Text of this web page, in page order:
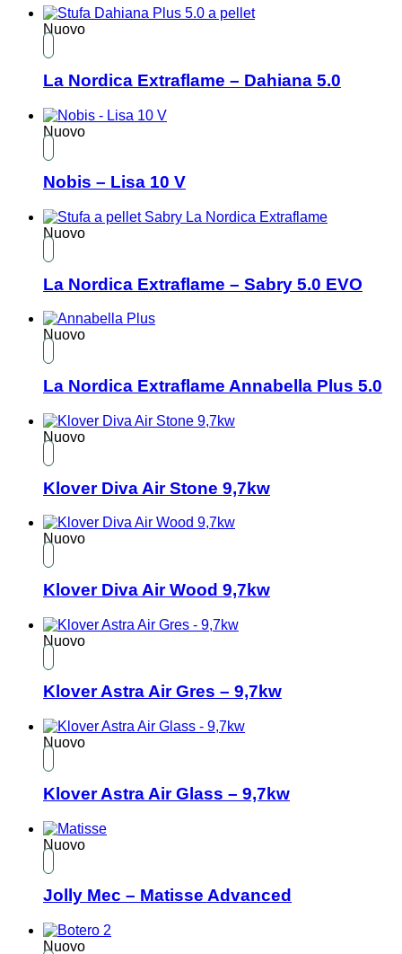
Nuovo
La Nordica Extraflame – Dahiana 5.0
Nuovo
Nobis – Lisa 10 V
Nuovo
La Nordica Extraflame – Sabry 5.0 EVO
Nuovo
La Nordica Extraflame Annabella Plus 5.0
Nuovo
Klover Diva Air Stone 9,7kw
Nuovo
Klover Diva Air Wood 9,7kw
Nuovo
Klover Astra Air Gres – 9,7kw
Nuovo
Klover Astra Air Glass – 9,7kw
Nuovo
Jolly Mec – Matisse Advanced
Nuovo